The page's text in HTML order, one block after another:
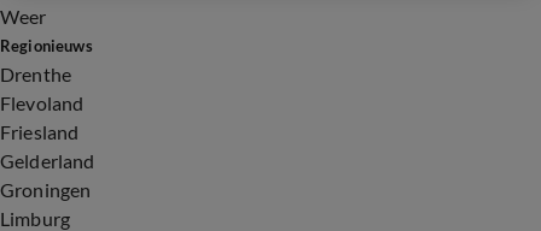
Weer
Regionieuws
Drenthe
Flevoland
Friesland
Gelderland
Groningen
Limburg